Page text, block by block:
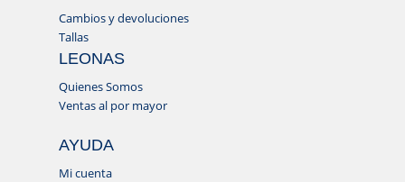
Cambios y devoluciones
Tallas
LEONAS
Quienes Somos
Ventas al por mayor
AYUDA
Mi cuenta